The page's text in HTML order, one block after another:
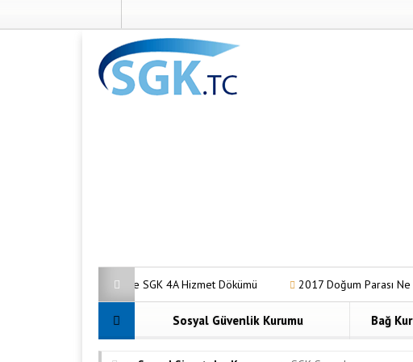
TC ile SGK 4A Hizmet Dökümü 2017 Doğum Parası Ne Kadar?
Sosyal Güvenlik Kurumu Bağ Kur